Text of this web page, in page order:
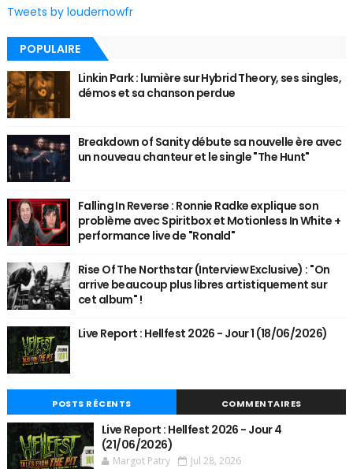
Tweets by loudernowfr
POPULAIRE
Linkin Park : lumière sur Hybrid Theory, ses singles,
démos et sa chanson perdue
Breakdown of Sanity débute sa nouvelle ère avec
un nouveau chanteur et le single "The Hunt"
Falling In Reverse : Ronnie Radke explique son
problème avec Spiritbox et Motionless In White +
performance live de "Ronald"
Rise Of The Northstar (Interview Exclusive) : "On
arrive beaucoup plus libres artistiquement sur
cet album" !
Live Report : Hellfest 2026 - Jour 1 (18/06/2026)
POSTS RÉCENTS COMMENTAIRES
Live Report : Hellfest 2026 - Jour 4
(21/06/2026)
Margot Patry Jul 28, 2026